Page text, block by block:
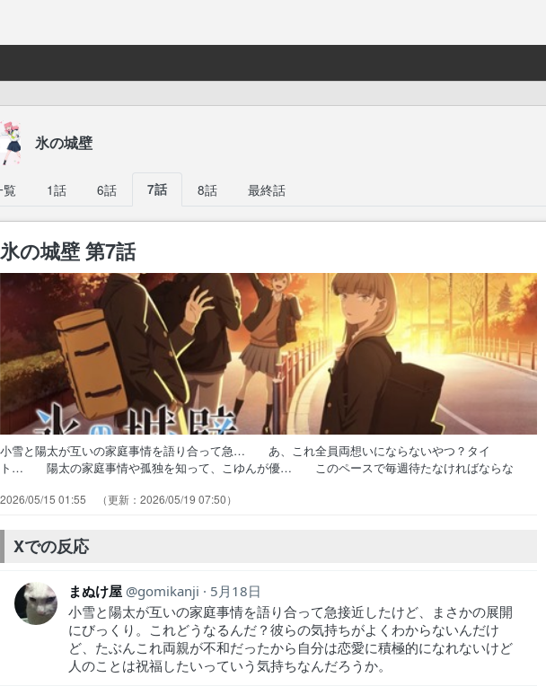
氷の城壁
覧 1話 6話 7話 8話 最終話
氷の城壁 第7話
小雪と陽太が互いの家庭事情を語り合って急… あ、これ全員両想いにならないやつ？タイ
ト… 陽太の家庭事情や孤独を知って、こゆんが優… このペースで毎週待たなければならな
未読… こゆんめっちゃ成長してる！！！陽太が感じ… 好きなのは自分じゃなくて美姫だった
だった色…
2026/05/15 01:55 2026/05/19 07:50
Xでの反応
まぬけ屋 gomikanji
5月18日
小雪と陽太が互いの家庭事情を語り合って急接近したけど、まさかの展開
にびっくり。これどうなるんだ？彼らの気持ちがよくわからないんだけ
ど、たぶんこれ両親が不和だったから自分は恋愛に積極的になれないけど
人のことは祝福したいっていう気持ちなんだろうか。